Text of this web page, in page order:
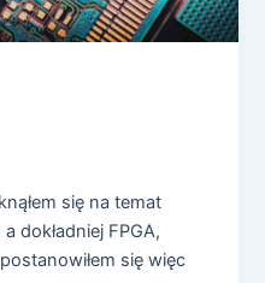
się na temat
dokładniej FPGA,
się więc